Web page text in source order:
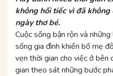
không hối tiếc vì đã
ngày thơ bé.
Cuộc sống bận rộn và
sống gia đình khiến bố mẹ
vẹn thời gian cho việc ở bên
gian theo sát những bước